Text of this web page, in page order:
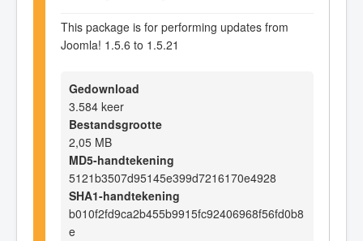
This package is for performing updates from
Joomla! 1.5.6 to 1.5.21
Gedownload
3.584 keer
Bestandsgrootte
2,05 MB
MD5-handtekening
5121b3507d95145e399d7216170e4928
SHA1-handtekening
b010f2fd9ca2b455b9915fc92406968f56fd0b8
e